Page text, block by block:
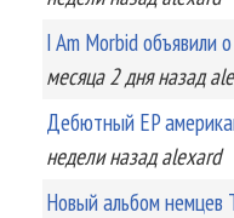
I Am Morbid объявили
месяца 2 дняназад
Дебютный EP
неделиназад alexard
Новый альбом немцев